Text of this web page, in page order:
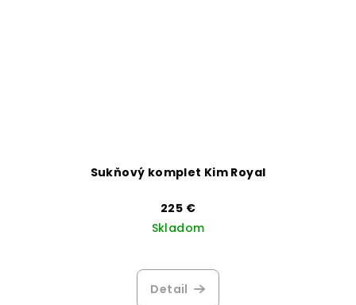
Sukňový komplet Kim Royal
225 €
Skladom
Detail